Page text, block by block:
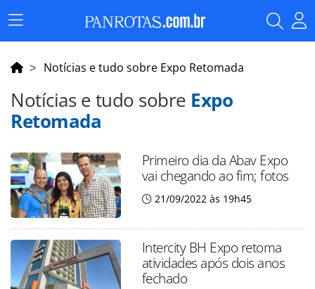
Menu
Principal
Notícias e tudo sobre Expo Retomada
Notícias e tudo sobre Expo
Retomada
Primeiro dia da Abav Expo
vai chegando ao fim; fotos
21/09/2022 às 19h45
Intercity BH Expo retoma
atividades após dois anos
fechado